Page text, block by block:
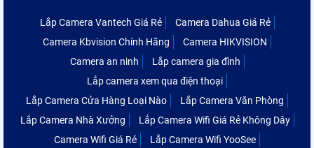
Lắp Camera Vantech Giá Rẻ
Camera Dahua Giá Rẻ
Camera Kbvision Chính Hãng
Camera HIKVISION
Camera an ninh
Lắp camera gia đình
Lắp camera xem qua điện thoại
Lắp Camera Cửa Hàng Loại Nào
Lắp Camera Văn Phòng
Lắp Camera Nhà Xưởng
Lắp Camera Wifi Giá Rẻ Không Dây
Camera Wifi Giá Rẻ
Lắp Camera Wifi YooSee